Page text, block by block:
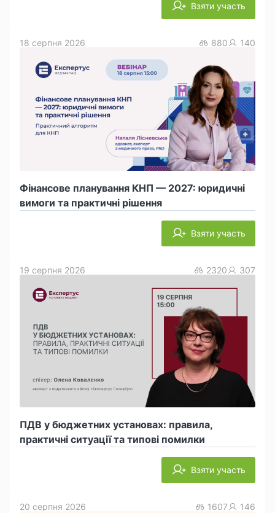
Взяти участь
Фінансове планування КНП — 2027: юридичні
вимоги та практичні рішення
18 серпня 2026 880 140
Взяти участь
ПДВ у бюджетних установах: правила,
практичні ситуації та типові помилки
19 серпня 2026 2320 307
Взяти участь
20 серпня 2026 1607 146